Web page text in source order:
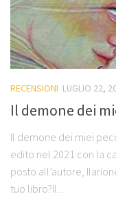
RECENSIONI LUGLIO 22,
Il demone dei
Il demone dei miei
edito nel 2021 con la
posto all’autore,
tuo libro?Il...